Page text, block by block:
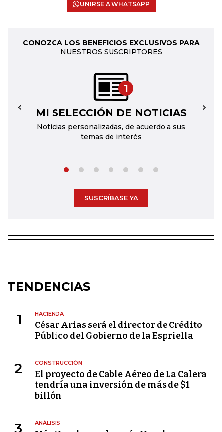
UNIRSE A WHATSAPP
CONOZCA LOS BENEFICIOS EXCLUSIVOS PARA
NUESTROS SUSCRIPTORES
1
MI SELECCIÓN DE NOTICIAS
Noticias personalizadas, de acuerdo a sus
temas de interés
← →
SUSCRÍBASE YA
TENDENCIAS
1 HACIENDA
César Arias será el director de Crédito
Público del Gobierno de la Espriella
2 CONSTRUCCIÓN
El proyecto de Cable Aéreo de La Calera
tendría una inversión de más de $1
billón
3 ANÁLISIS